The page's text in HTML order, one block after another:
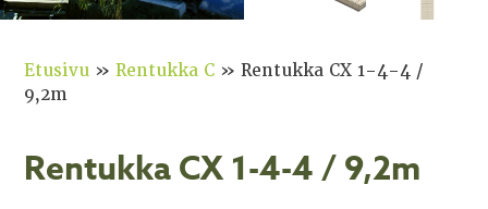
Etusivu »Rentukka C »Rentukka CX 1-4-4 /
9,2m
Rentukka CX 1-4-4 / 9,2m